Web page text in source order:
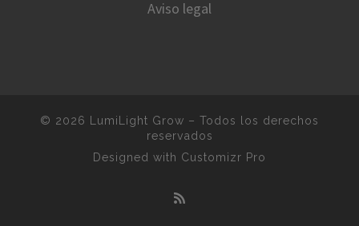
Aviso legal
© 2026 LumiLight Grow – Todos los derechos
reservados
Designed with Customizr Pro